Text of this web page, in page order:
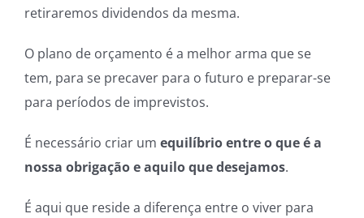
retiraremos dividendos da mesma.
O plano de orçamento é a melhor arma que se
tem, para se precaver para o futuro e preparar-se
para períodos de imprevistos.
É necessário criar um equilíbrio entre o que é a
nossa obrigação e aquilo que desejamos.
É aqui que reside a diferença entre o viver para